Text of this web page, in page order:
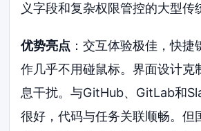
义字段和复杂权限管控的大型传
优势亮点 ：交互体验极佳，快
作几乎不用碰鼠标。界面设计克
息干扰。与GitHub、GitLab和
很好，代码与任务关联顺畅。但